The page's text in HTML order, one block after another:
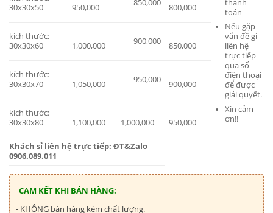
thanh
toán
Nếu gặp
vấn đề gì
liên hệ
trực tiếp
qua số
điện thoại
để được
giải quyết.
Xin cảm
ơn!!
30x30x50
950,000 850,000 800,000
kích thước:
30x30x60
1,000,000 900,000 850,000
kích thước:
30x30x70
1,050,000 950,000 900,000
kích thước:
30x30x80
1,100,000 1,000,000 950,000
Khách sỉ liên hệ trực tiếp: ĐT&Zalo
0906.089.011
CAM KẾT KHI BÁN HÀNG:
- KHÔNG bán hàng kém chất lượng.